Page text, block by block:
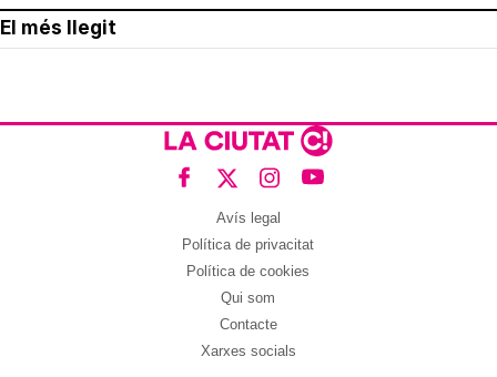
El més llegit
Avís legal
Política de privacitat
Política de cookies
Qui som
Contacte
Xarxes socials